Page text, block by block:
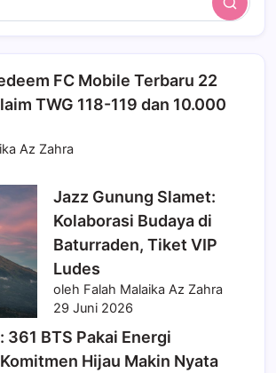
Search
FC Mobile Terbaru 22
TWG 118-119 dan 10.000
Az Zahra
Jazz Gunung Slamet:
Kolaborasi Budaya di
Baturraden, Tiket VIP
Ludes
oleh Falah Malaika Az Zahra
29 Juni 2026
361 BTS Pakai Energi
Hijau Makin Nyata